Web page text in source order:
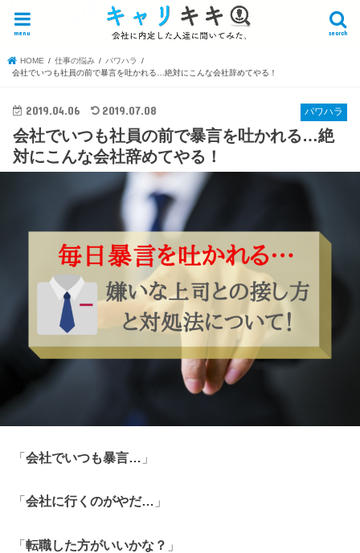
search
menu
HOME 仕事の悩み
パワハラ
会社でいつも社員の前で暴言を吐かれる…絶対にこんな会社辞めてやる！
パワハラ
2019.04.06 2019.07.08
会社でいつも社員の前で暴言を吐かれる…絶
対にこんな会社辞めてやる！
「会社でいつも暴言… 」
「会社に行くのがやだ… 」
「転職した方がいいかな？ 」